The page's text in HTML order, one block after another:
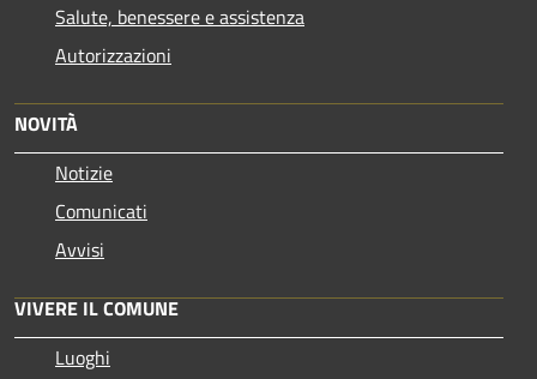
Salute, benessere e assistenza
Autorizzazioni
NOVITÀ
Notizie
Comunicati
Avvisi
VIVERE IL COMUNE
Luoghi